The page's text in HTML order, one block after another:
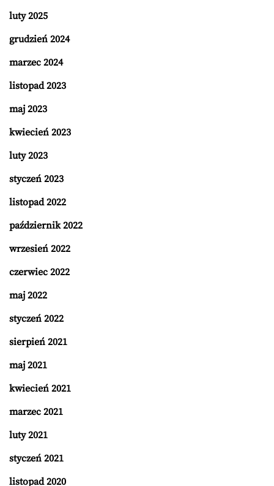
luty 2025
grudzień 2024
marzec 2024
listopad 2023
maj 2023
kwiecień 2023
luty 2023
styczeń 2023
listopad 2022
październik 2022
wrzesień 2022
czerwiec 2022
maj 2022
styczeń 2022
sierpień 2021
maj 2021
kwiecień 2021
marzec 2021
luty 2021
styczeń 2021
listopad 2020